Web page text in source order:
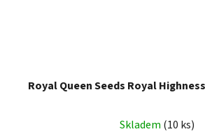
Royal Queen Seeds Royal
Skladem (10 ks)